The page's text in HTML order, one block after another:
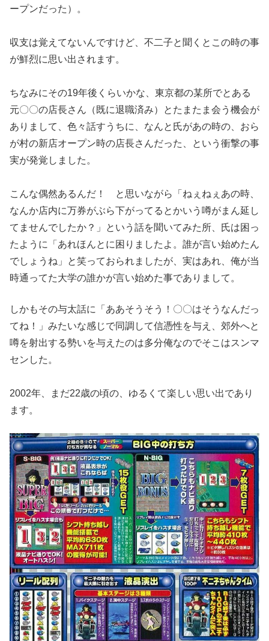
ープンだった）。
収支は覚えてないんですけど、不二子と聞くとこの時の事
が鮮烈に思い出されます。
ちなみにその19年後くらいかな、東京都の某所でとある
元〇〇の店長さん（既に退職済み）とたまたま会う機会が
ありまして、 色々話すうちに、なんと氏があの時の、おら
が村の新店オープン時の店長さんだった、という衝撃の事
実が発覚しました。
こんな偶然あるんだ！ と思いながら「ねぇねぇあの時、
なんか店内に万券がぶら下がって るとかいう噂がまん延し
てませんでしたか？」
という話を聞いてみた所、氏は困っ
たように「あれほんとに困りま したよ。誰が言い始めたん
でしょうね」と笑っておられましたが、 実はあれ、俺が当
時通ってた大学の誰かが言い始めた事でありまして。
しかもその与太話に「ああそうそう！〇〇はそうなんだっ
てね！」みたいな感じで同調して信憑性を与え、郊外へと
噂を射出する勢いを与えたのは多分俺なのでそこはスンマ
センした。
2002年、まだ22歳の頃の、ゆるくて楽しい思い出であり
ます。